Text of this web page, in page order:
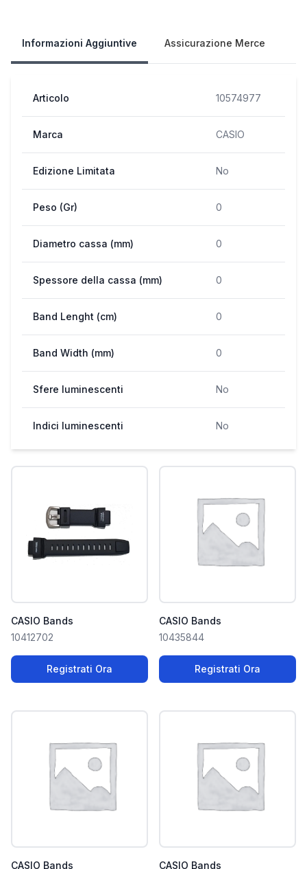
Informazioni Aggiuntive Assicurazione Merce
Articolo 10574977
Marca CASIO
Edizione Limitata No
Peso (Gr) 0
Diametro cassa (mm) 0
Spessore della cassa (mm) 0
Band Lenght (cm) 0
Band Width (mm) 0
Sfere luminescenti No
Indici luminescenti No
CASIO Bands
10412702
Registrati Ora
CASIO Bands
10435844
Registrati Ora
CASIO Bands CASIO Bands